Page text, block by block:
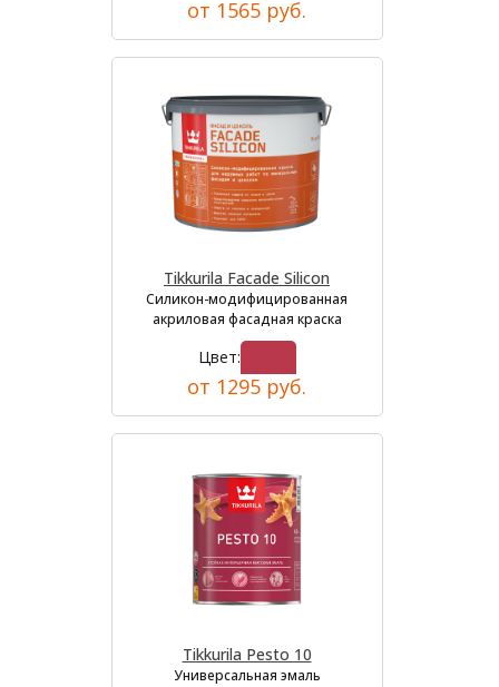
от 1565 руб.
Tikkurila Facade Silicon
Силикон-модифицированная
акриловая фасадная краска
Цвет:
от 1295 руб.
Tikkurila Pesto 10
Универсальная эмаль